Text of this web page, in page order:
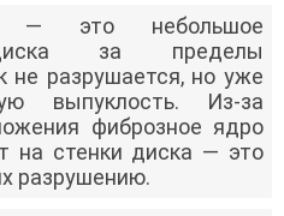
— это небольшое
за пределы
не разрушается, но уже
выпуклость. Из-за
фиброзное ядро
на стенки диска — это
разрушению.